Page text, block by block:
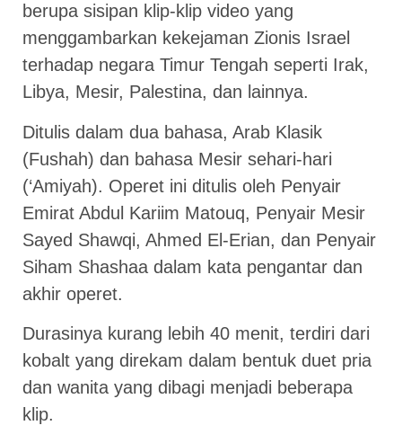
berupa sisipan klip-klip video yang
menggambarkan kekejaman Zionis Israel
terhadap negara Timur Tengah seperti Irak,
Libya, Mesir, Palestina, dan lainnya.
Ditulis dalam dua bahasa, Arab Klasik
(Fushah) dan bahasa Mesir sehari-hari
(‘Amiyah). Operet ini ditulis oleh Penyair
Emirat Abdul Kariim Matouq, Penyair Mesir
Sayed Shawqi, Ahmed El-Erian, dan Penyair
Siham Shashaa dalam kata pengantar dan
akhir operet.
Durasinya kurang lebih 40 menit, terdiri dari
kobalt yang direkam dalam bentuk duet pria
dan wanita yang dibagi menjadi beberapa
klip.